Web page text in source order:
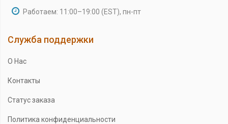
Работаем: 11:00–19:00 (EST), пн-пт
Служба поддержки
О Нас
Контакты
Статус заказа
Политика конфиденциальности